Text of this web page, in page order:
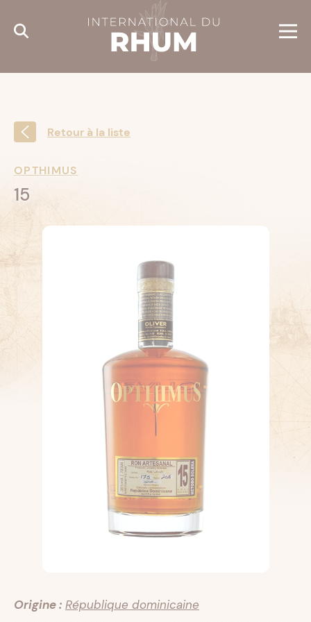
Retour à la liste
OPTHIMUS
15
Origine : République dominicaine
Cookies management panel